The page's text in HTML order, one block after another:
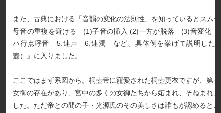
また、古典における「音韻の変化の法則性」を知っているとスム
母音の重複を避ける (1)子音の挿入 (2)一方が脱落 (3)音変
ハ行点呼音 5.連声 6.連濁 など、具体例を挙げて説明した
壺）』に入りました。
ここではまず系図から。桐壺帝に寵愛された桐壺更衣ですが、第
女御の存在があり、宮中の多くの女御たちから妬まれ、そねまれ
した。ただ帝との間の子・光源氏のその美しさは誰もが認めると